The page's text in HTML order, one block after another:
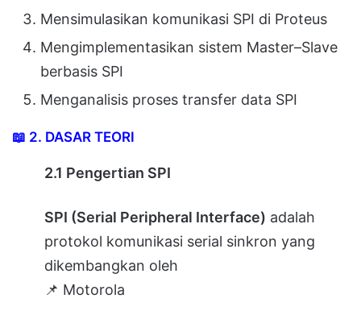
Mensimulasikan komunikasi SPI di Proteus
Mengimplementasikan sistem Master–Slave
berbasis SPI
Menganalisis proses transfer data SPI
📖 2. DASAR TEORI
2.1 Pengertian SPI
SPI (Serial Peripheral Interface) adalah
protokol komunikasi serial sinkron yang
dikembangkan oleh
📌 Motorola